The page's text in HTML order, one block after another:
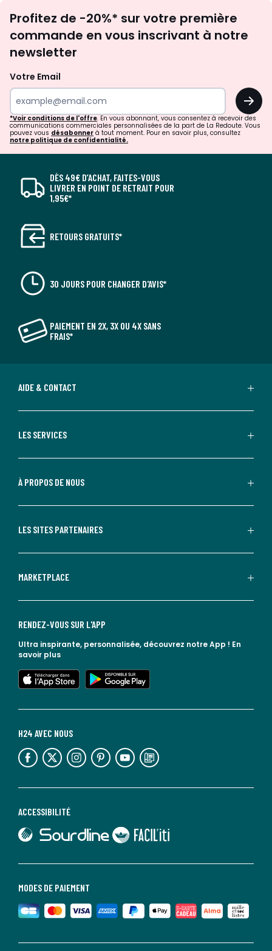
newsletter
Profitez de -20%* sur votre première
commande en vous inscrivant à notre
newsletter
Votre Email
OK
*Voir conditions de l'offre. En vous abonnant, vous consentez à recevoir des
communications commerciales personnalisées de la part de La Redoute. Vous
pouvez vous désabonner à tout moment. Pour en savoir plus, consultez
notre politique de confidentialité.
DÈS 49€ D’ACHAT, FAITES-VOUS
LIVRER EN POINT DE RETRAIT POUR
1,95€*
RETOURS GRATUITS*
30 JOURS POUR CHANGER D'AVIS*
PAIEMENT EN 2X, 3X OU 4X SANS
FRAIS*
AIDE & CONTACT
LES SERVICES
À PROPOS DE NOUS
LES SITES PARTENAIRES
MARKETPLACE
MODES DE PAIEMENT
ACCESSIBILITÉ
lien vers Sourdline
lien vers Faciliti
H24 AVEC NOUS
lien vers l'espace réseaux sociaux lien vers l'espace réseaux sociaux lien vers l'espace réseaux sociaux lien vers l'espace réseaux sociaux lien vers l'espace réseaux sociaux lien vers le blog la redoute
RENDEZ-VOUS SUR L'APP
Ultra inspirante, personnalisée, découvrez notre App ! En
savoir plus
lien vers l'app store
lien vers google play